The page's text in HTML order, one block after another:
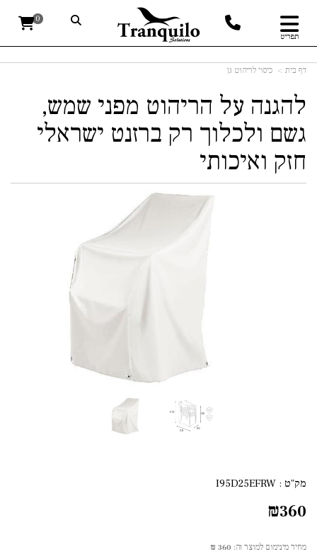
תפריט
0
דף בית כיסוי לריהוט גן
להגנה על הריהוט מפני שמש,
גשם ולכלוך רק ברזנט ישראלי
חזק ואיכותי
מק"ט : I95D25EFRW
₪360
מחיר מינימום למוצר זה: 360 ₪